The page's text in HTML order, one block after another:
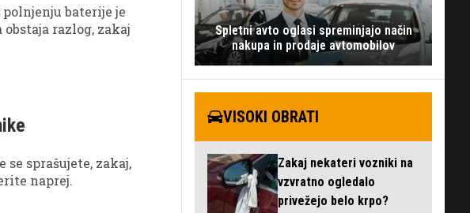
baterije je
razlog, zakaj
sprašujete, zakaj,
naprej.
Spletni avto oglasi spreminjajo način
nakupa in prodaje avtomobilov
VISOKI OBRATI
Zakaj nekateri vozniki na
vzvratno ogledalo
privežejo belo krpo?